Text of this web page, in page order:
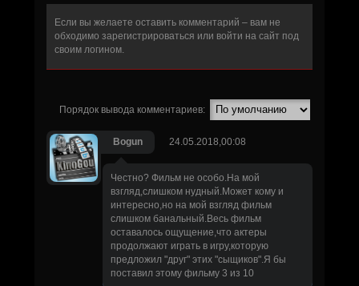
Если вы желаете оставить комментарий – вам не
обходимо зарегистрироваться или войти на сайт под
своим логином.
Порядок вывода комментариев:
Bogun 24.05.2018,00:08
Честно? Фильм не особо.На мой
взгляд,слишком нудный.Может кому и
интересно,но на мой взгляд фильм
слишком банальный.Весь фильм
оставалось ощущение,что актеры
продолжают играть в игру,которую
предложил "друг" этих "сыщиков".Я бы
поставил этому фильму 3 из 10